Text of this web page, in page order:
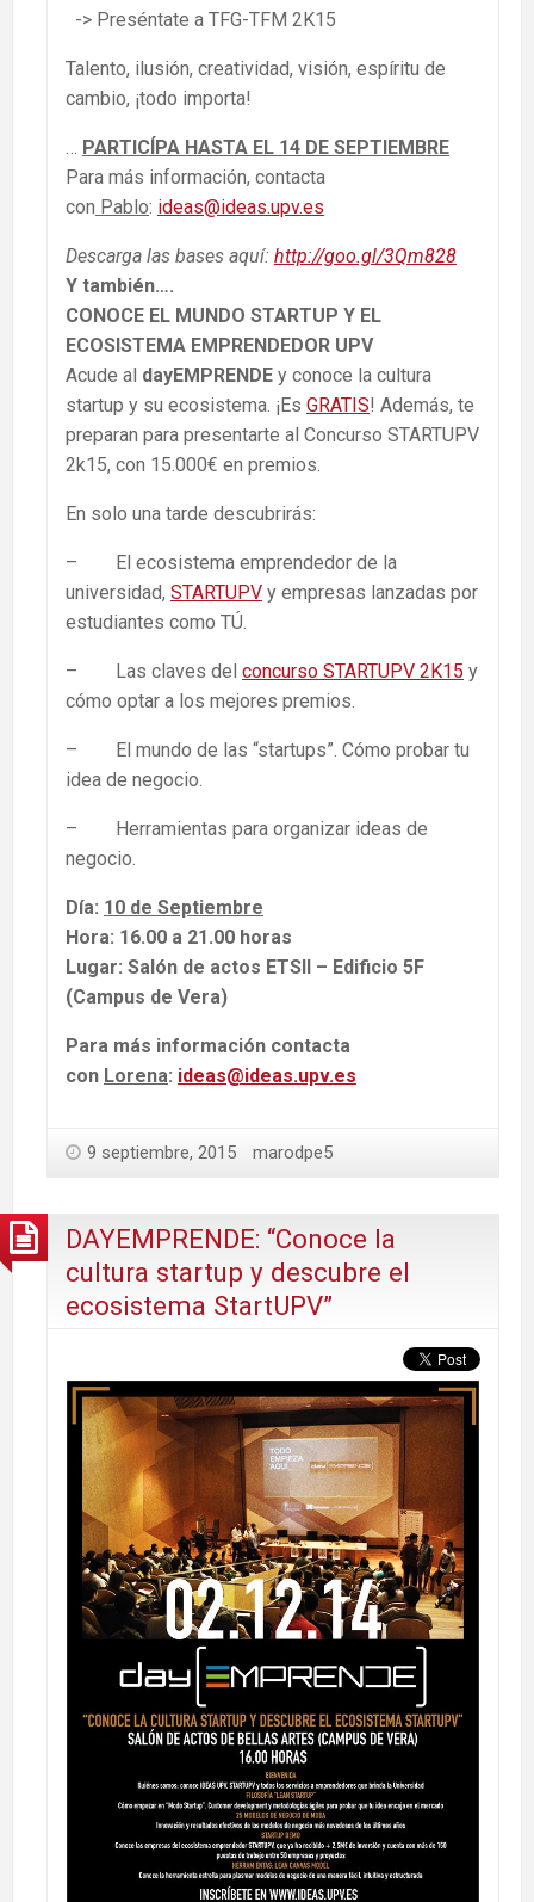
-> Preséntate a TFG-TFM 2K15
Talento, ilusión, creatividad, visión, espíritu de
cambio, ¡todo importa!
… PARTICÍPA HASTA EL 14 DE SEPTIEMBRE
Para más información, contacta
con Pablo: ideas@ideas.upv.es
Descarga las bases aquí: http://goo.gl/3Qm828
Y también….
CONOCE EL MUNDO STARTUP Y EL
ECOSISTEMA EMPRENDEDOR UPV
Acude al dayEMPRENDE y conoce la cultura
startup y su ecosistema. ¡Es GRATIS! Además, te
preparan para presentarte al Concurso STARTUPV
2k15, con 15.000€ en premios.
En solo una tarde descubrirás:
– El ecosistema emprendedor de la
universidad, STARTUPV y empresas lanzadas por
estudiantes como TÚ.
– Las claves del concurso STARTUPV 2K15 y
cómo optar a los mejores premios.
– El mundo de las “startups”. Cómo probar tu
idea de negocio.
– Herramientas para organizar ideas de
negocio.
Día: 10 de Septiembre
Hora: 16.00 a 21.00 horas
Lugar: Salón de actos ETSII – Edificio 5F
(Campus de Vera)
Para más información contacta
con Lorena: ideas@ideas.upv.es
9 septiembre, 2015 marodpe5
DAYEMPRENDE: “Conoce la
cultura startup y descubre el
ecosistema StartUPV”